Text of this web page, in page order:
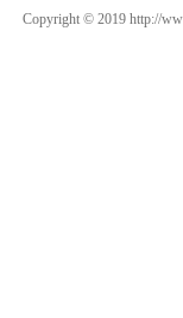
Copyright © 2019 http://